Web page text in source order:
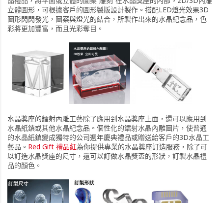
立體圖形，可根據客戶的圖形製版設計製作。搭配LED燈光效果3D
圖形閃閃發光，圖案與燈光的結合，所製作出來的水晶紀念品，色
彩將更加豐富，而且光彩奪目。
水晶獎座的鐳射內雕工藝除了應用到水晶獎座上面，還可以應用到
水晶紙鎮或其他水晶紀念品。個性化的鐳射水晶內雕圖片，使普通
的水晶紙鎮變成獨特的公司週年慶典禮品或贈送給客戶的3D水晶工
藝品。 Red Gift 禮品紅為你提供專業的水晶獎座訂造服務，除了可
以訂造水晶獎座的尺寸，還可以訂做水晶獎盃的形狀，訂製水晶禮
品的顏色。